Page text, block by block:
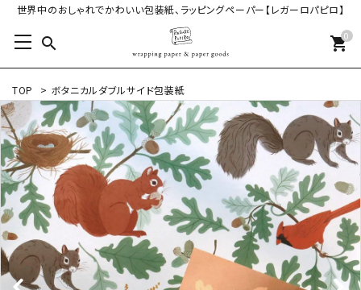
世界中のおしゃれでかわいい包装紙、ラッピングペーパー【レガーロパピロ】
search 0
shopping_cart
TOP > ボタニカルダブルサイド包装紙